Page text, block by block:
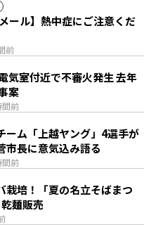
前
ール】熱中症にご注意くだ
前
室付近で不審火発生 去年
案
前
ーム「上越ヤング」4選手が
市長に意気込み語る
栽培！「夏の名立そばまつ
麺販売